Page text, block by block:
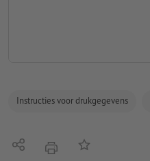
Instructies voor drukgegevens
Delen afdrukkenOp de lijst